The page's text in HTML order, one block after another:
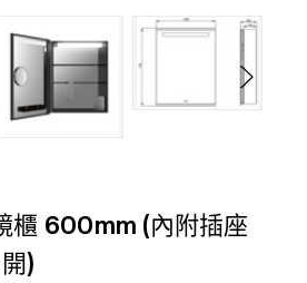
櫃 600mm (內附插座
)